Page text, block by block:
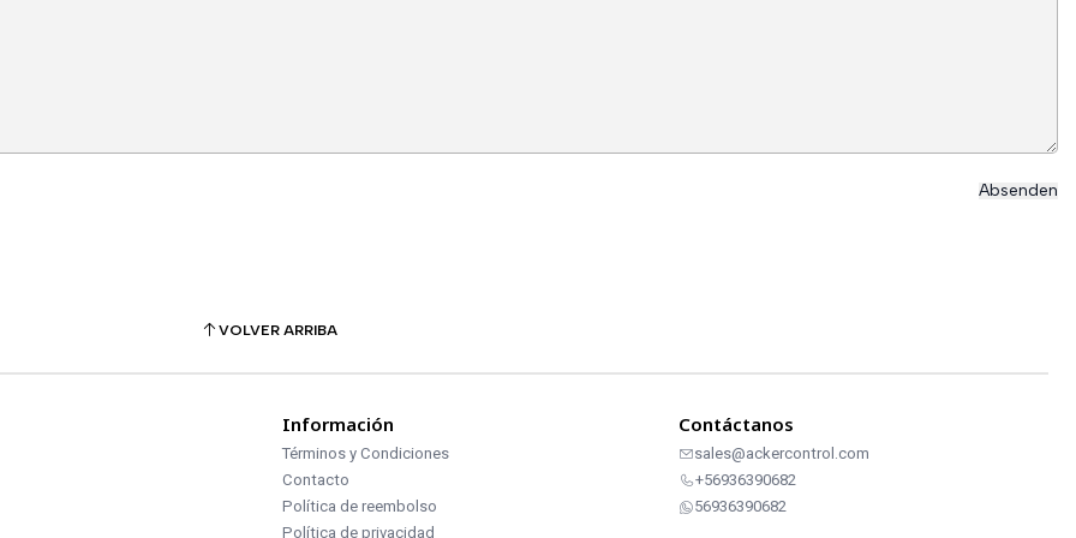
VOLVER ARRIBA
Información
Términos y Condiciones
Contacto
Política de reembolso
Política de privacidad
Contáctanos
sales@ackercontrol.com
+56936390682
56936390682